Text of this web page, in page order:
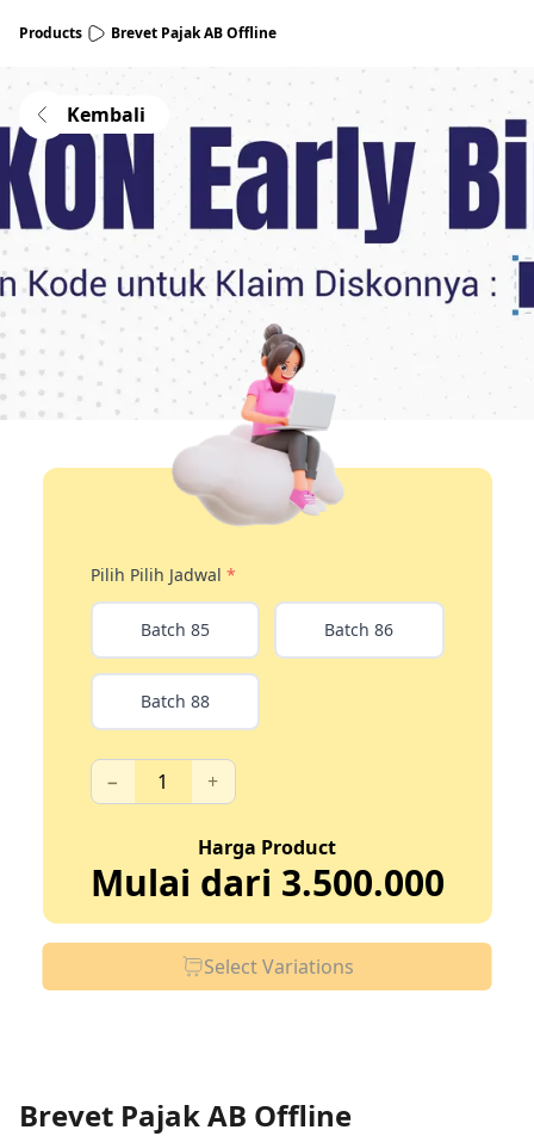
Kembali
Products Brevet Pajak AB Offline
Pilih Pilih Jadwal *
Batch 85 Batch 86
Batch 88
− +
Harga Product
Mulai dari 3.500.000
Select Variations
Brevet Pajak AB Offline